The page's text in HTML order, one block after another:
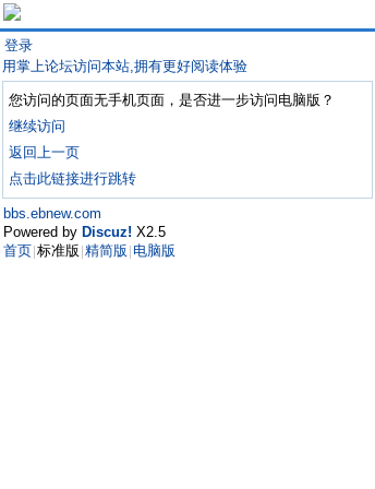
登录
用掌上论坛访问本站,拥有更好阅读体验
您访问的页面无手机页面，是否进一步访问电脑版？
继续访问
返回上一页
点击此链接进行跳转
bbs.ebnew.com
Powered by Discuz! X2.5
首页 标准版 精简版 电脑版